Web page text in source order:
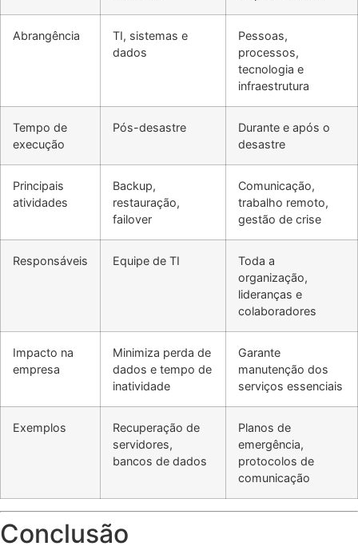
Abrangência
TI, sistemas e
dados
Pessoas,
processos,
tecnologia e
infraestrutura
Tempo de
execução
Pós-desastre
Durante e após o
desastre
Principais
atividades
Backup,
restauração,
failover
Comunicação,
trabalho remoto,
gestão de crise
Responsáveis Equipe de TI
Toda a
organização,
lideranças e
colaboradores
Impacto na
empresa
Minimiza perda de
dados e tempo de
inatividade
Garante
manutenção dos
serviços essenciais
Exemplos
Recuperação de
servidores,
bancos de dados
Planos de
emergência,
protocolos de
comunicação
Conclusão